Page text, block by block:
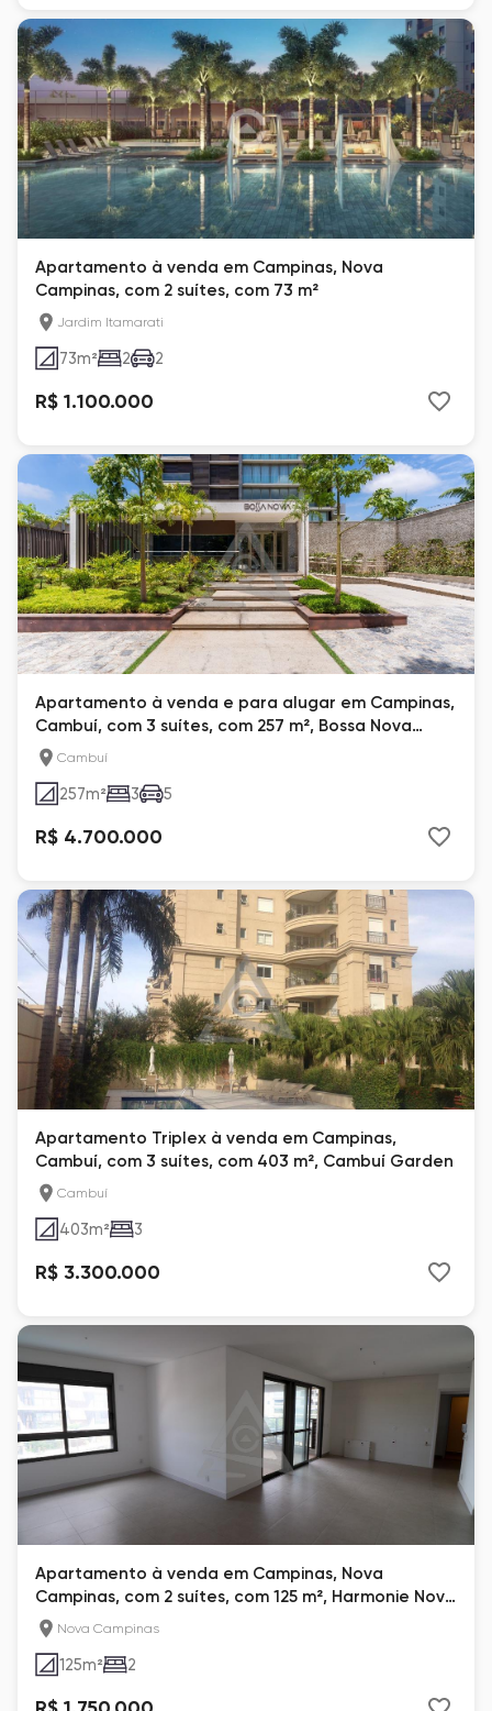
Apartamento à venda em Campinas, Nova
Campinas, com 2 suítes, com 73 m²
Jardim Itamarati
73m² 2 2
R$ 1.100.000
Apartamento à venda e para alugar em Campinas,
Cambuí, com 3 suítes, com 257 m², Bossa Nova
Cambuí
Cambuí
257m² 3 5
R$ 4.700.000
Apartamento Triplex à venda em Campinas,
Cambuí, com 3 suítes, com 403 m², Cambuí Garden
Cambuí
403m² 3
R$ 3.300.000
Apartamento à venda em Campinas, Nova
Campinas, com 2 suítes, com 125 m², Harmonie Nova
Campinas
Nova Campinas
125m² 2